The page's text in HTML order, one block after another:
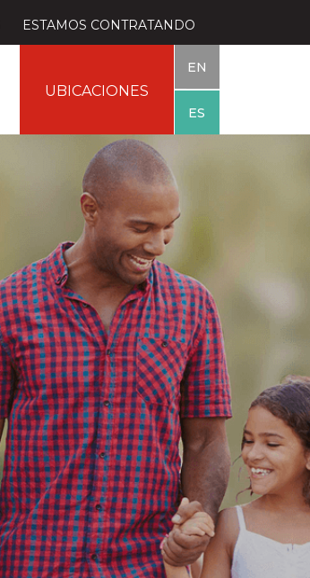
ESTAMOS CONTRATANDO
UBICACIONES
EN
ES